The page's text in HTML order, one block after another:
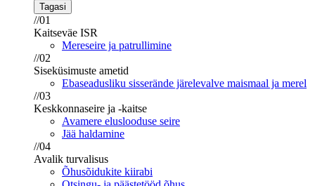
Tagasi
//01
Kaitseväe ISR
Mereseire ja patrullimine
//02
Siseküsimuste ametid
Ebaseadusliku sisserände järelevalve maismaal ja merel
//03
Keskkonnaseire ja -kaitse
Avamere eluslooduse seire
Jää haldamine
//04
Avalik turvalisus
Õhusõidukite kiirabi